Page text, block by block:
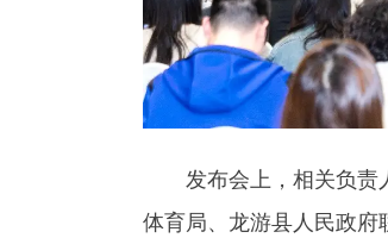
发布会上，相关负责人
体育局、龙游县人民政府